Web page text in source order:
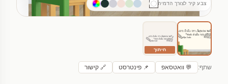
צבע קיר לצורך הדמיה
חיתוך
שתף: 💬 וואטסאפ 📌 פינטרסט 🔗 קישור